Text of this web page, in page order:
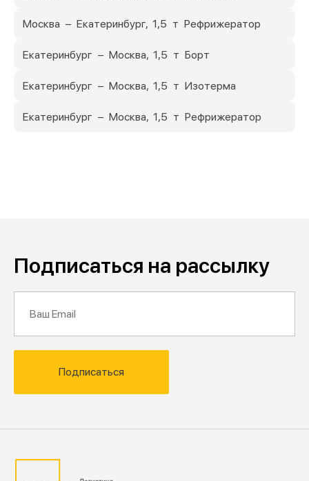
Москва – Екатеринбург, 1,5 т Рефрижератор
Екатеринбург – Москва, 1,5 т Борт
Екатеринбург – Москва, 1,5 т Изотерма
Екатеринбург – Москва, 1,5 т Рефрижератор
Подписаться на рассылку
Подписаться